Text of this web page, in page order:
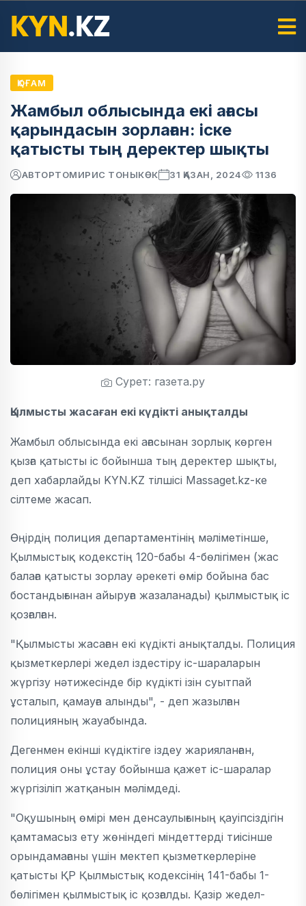
ҚОҒАМ
Жамбыл облысында екі ағасы
қарындасын зорлаған: іске
қатысты тың деректер шықты
АВТОРТОМИРИС ТОНЫКӨК 31 ҚАЗАН, 2024 1136
Сурет: газета.ру
Қылмысты жасаған екі күдікті анықталды
Жамбыл облысында екі ағасынан зорлық көрген
қызға қатысты іс бойынша тың деректер шықты,
деп хабарлайды KYN.KZ тілшісі Massaget.kz-ке
сілтеме жасап.
Өңірдің полиция департаментінің мәліметінше,
Қылмыстық кодекстің 120-бабы 4-бөлігімен (жас
балаға қатысты зорлау әрекеті өмір бойына бас
бостандығынан айыруға жазаланады) қылмыстық іс
қозғалған.
"Қылмысты жасаған екі күдікті анықталды. Полиция
қызметкерлері жедел іздестіру іс-шараларын
жүргізу нәтижесінде бір күдікті ізін суытпай
ұсталып, қамауға алынды", - деп жазылған
полицияның жауабында.
Дегенмен екінші күдіктіге іздеу жарияланған,
полиция оны ұстау бойынша қажет іс-шаралар
жүргізіліп жатқанын мәлімдеді.
"Оқушының өмiрi мен денсаулығының қауiпсiздiгiн
қамтамасыз ету жөнiндегi мiндеттердi тиісінше
орындамағаны үшін мектеп қызметкерлеріне
қатысты ҚР Қылмыстық кодексінің 141-бабы 1-
бөлігімен қылмыстық іс қозғалды. Қазір жедел-